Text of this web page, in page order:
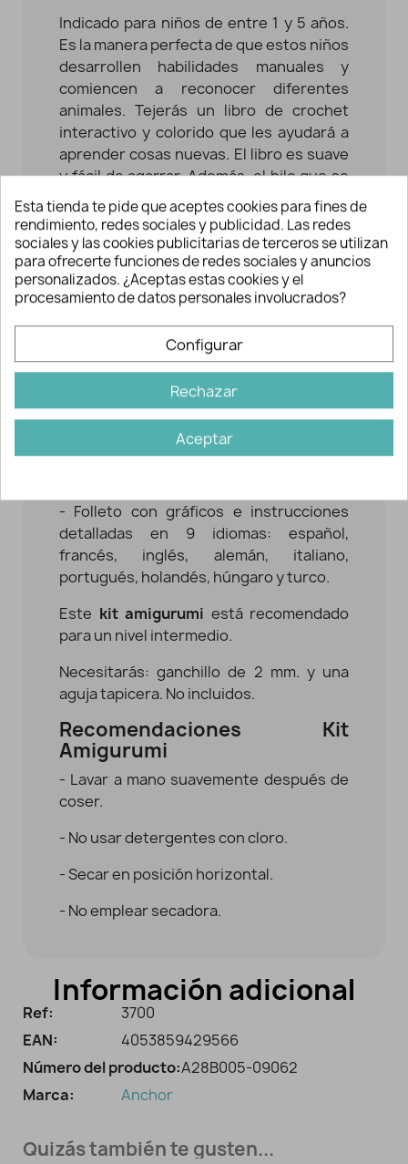
Indicado para niños de entre 1 y 5 años.
Es la manera perfecta de que estos niños
desarrollen habilidades manuales y
comiencen a reconocer diferentes
animales. Tejerás un libro de crochet
interactivo y colorido que les ayudará a
aprender cosas nuevas. El libro es suave
y fácil de agarrar. Además, el hilo que se
emplea es apto para bebés y niños
pequeños con piel sensible. Este hilo
cuenta con la certificación Oeko-Tex®
Standard 100.
Se convertirá en uno de sus primeros
libros de aprendizaje.
El kit incluye:
- 9 ovillos de Anchor Baby Pure Cotton,
con Certificado Oeko-Tex® Standard 100.
- 8 m. de hilo de bordar negro Anchor
- Folleto con gráficos e instrucciones
detalladas en 9 idiomas: español,
francés, inglés, alemán, italiano,
portugués, holandés, húngaro y turco.
Este kit amigurumi está recomendado
para un nivel intermedio.
Necesitarás: ganchillo de 2 mm. y una
aguja tapicera. No incluidos.
Recomendaciones Kit
Amigurumi
- Lavar a mano suavemente después de
coser.
- No usar detergentes con cloro.
- Secar en posición horizontal.
- No emplear secadora.
Información adicional
Ref:
3700
EAN:
4053859429566
Número del producto:A28B005-09062
Marca:
Anchor
Quizás también te gusten...
Esta tienda te pide que aceptes cookies para fines de
rendimiento, redes sociales y publicidad. Las redes
sociales y las cookies publicitarias de terceros se utilizan
para ofrecerte funciones de redes sociales y anuncios
personalizados. ¿Aceptas estas cookies y el
procesamiento de datos personales involucrados?
Configurar
Rechazar
Aceptar